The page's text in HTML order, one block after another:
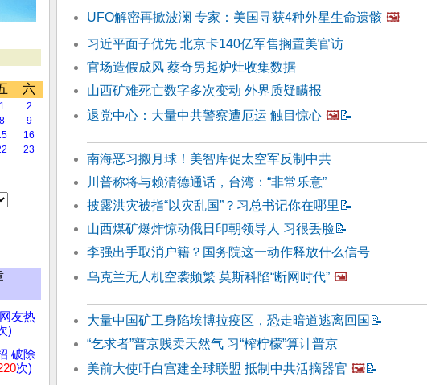
六
1
2
8
9
16
23
友热
)
破除
次)
UFO解密再掀波澜 专家：美国寻获4种外星生命遗骸 🖼️
习近平面子优先 北京卡140亿军售搁置美官访
官场造假成风 蔡奇另起炉灶收集数据
山西矿难死亡数字多次变动 外界质疑瞒报
退党中心：大量中共警察遭厄运 触目惊心 🖼️📝
南海恶习搬月球！美智库促太空军反制中共
川普称将与赖清德通话，台湾：“非常乐意”
披露洪灾被指“以灾乱国”？习总书记你在哪里 📝
山西煤矿爆炸惊动俄日印朝领导人 习很丢脸📝
李强出手取消户籍？国务院这一动作释放什么信号
乌克兰无人机空袭频繁 莫斯科陷“断网时代” 🖼️
大量中国矿工身陷埃博拉疫区，恐走暗道逃离回国 📝
“乞求者”普京贱卖天然气 习“榨柠檬”算计普京
美前大使吁白宫建全球联盟 抵制中共活摘器官 🖼️📝